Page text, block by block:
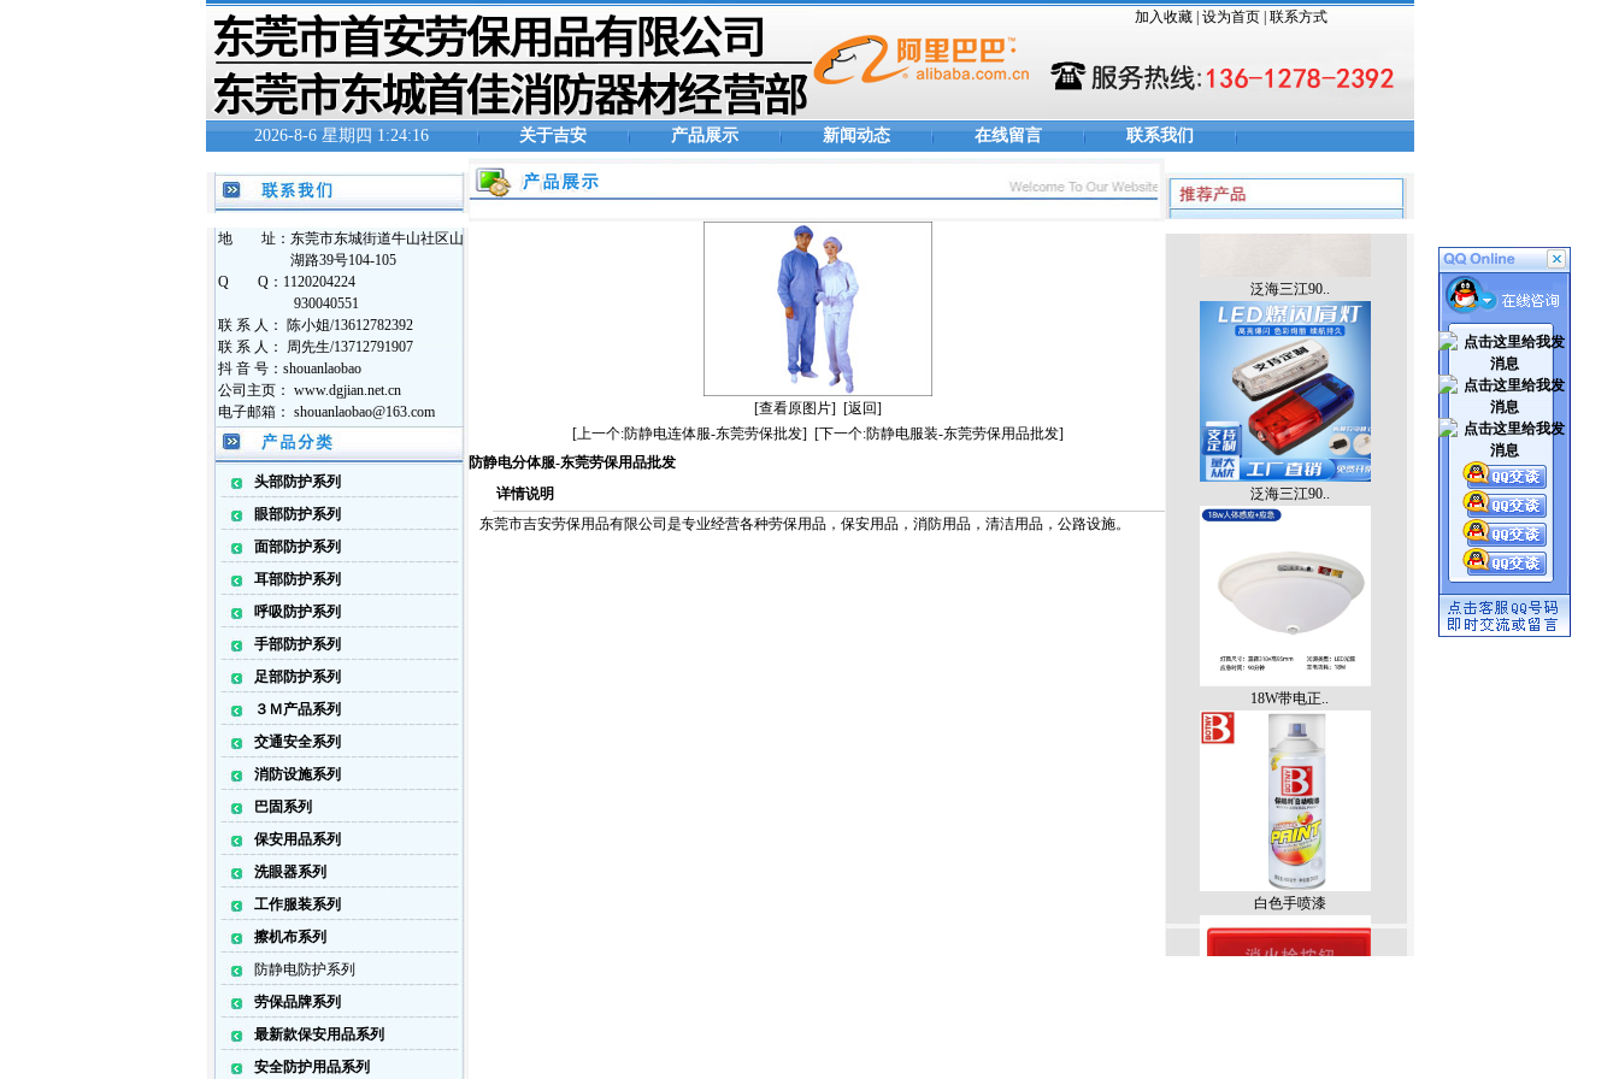
加入收藏 设为首页 联系方式
2026-8-6 星期四 1:24:17 关于吉安 产品展示 新闻动态 在线留言 联系我们
地 址：东莞市东城街道牛山社区山
湖路39号104-105
Q Q：1120204224
930040551
联 系 人： 陈小姐/13612782392
联 系 人： 周先生/13712791907
抖 音 号：shouanlaobao
公司主页： www.dgjian.net.cn
电子邮箱： shouanlaobao@163.com
头部防护系列
眼部防护系列
面部防护系列
耳部防护系列
呼吸防护系列
手部防护系列
足部防护系列
３Ｍ产品系列
交通安全系列
消防设施系列
巴固系列
保安用品系列
洗眼器系列
工作服装系列
擦机布系列
防静电防护系列
劳保品牌系列
最新款保安用品系列
安全防护用品系列
[查看原图片] [返回]
[上一个:防静电连体服-东莞劳保批发] [下一个:防静电服装-东莞劳保用品批发]
防静电分体服-东莞劳保用品批发
详情说明
东莞市吉安劳保用品有限公司是专业经营各种劳保用品，保安用品，消防用品，清洁用品，公路设施。
伸缩警棍
泛海三江90..
泛海三江90..
18W带电正..
白色手喷漆